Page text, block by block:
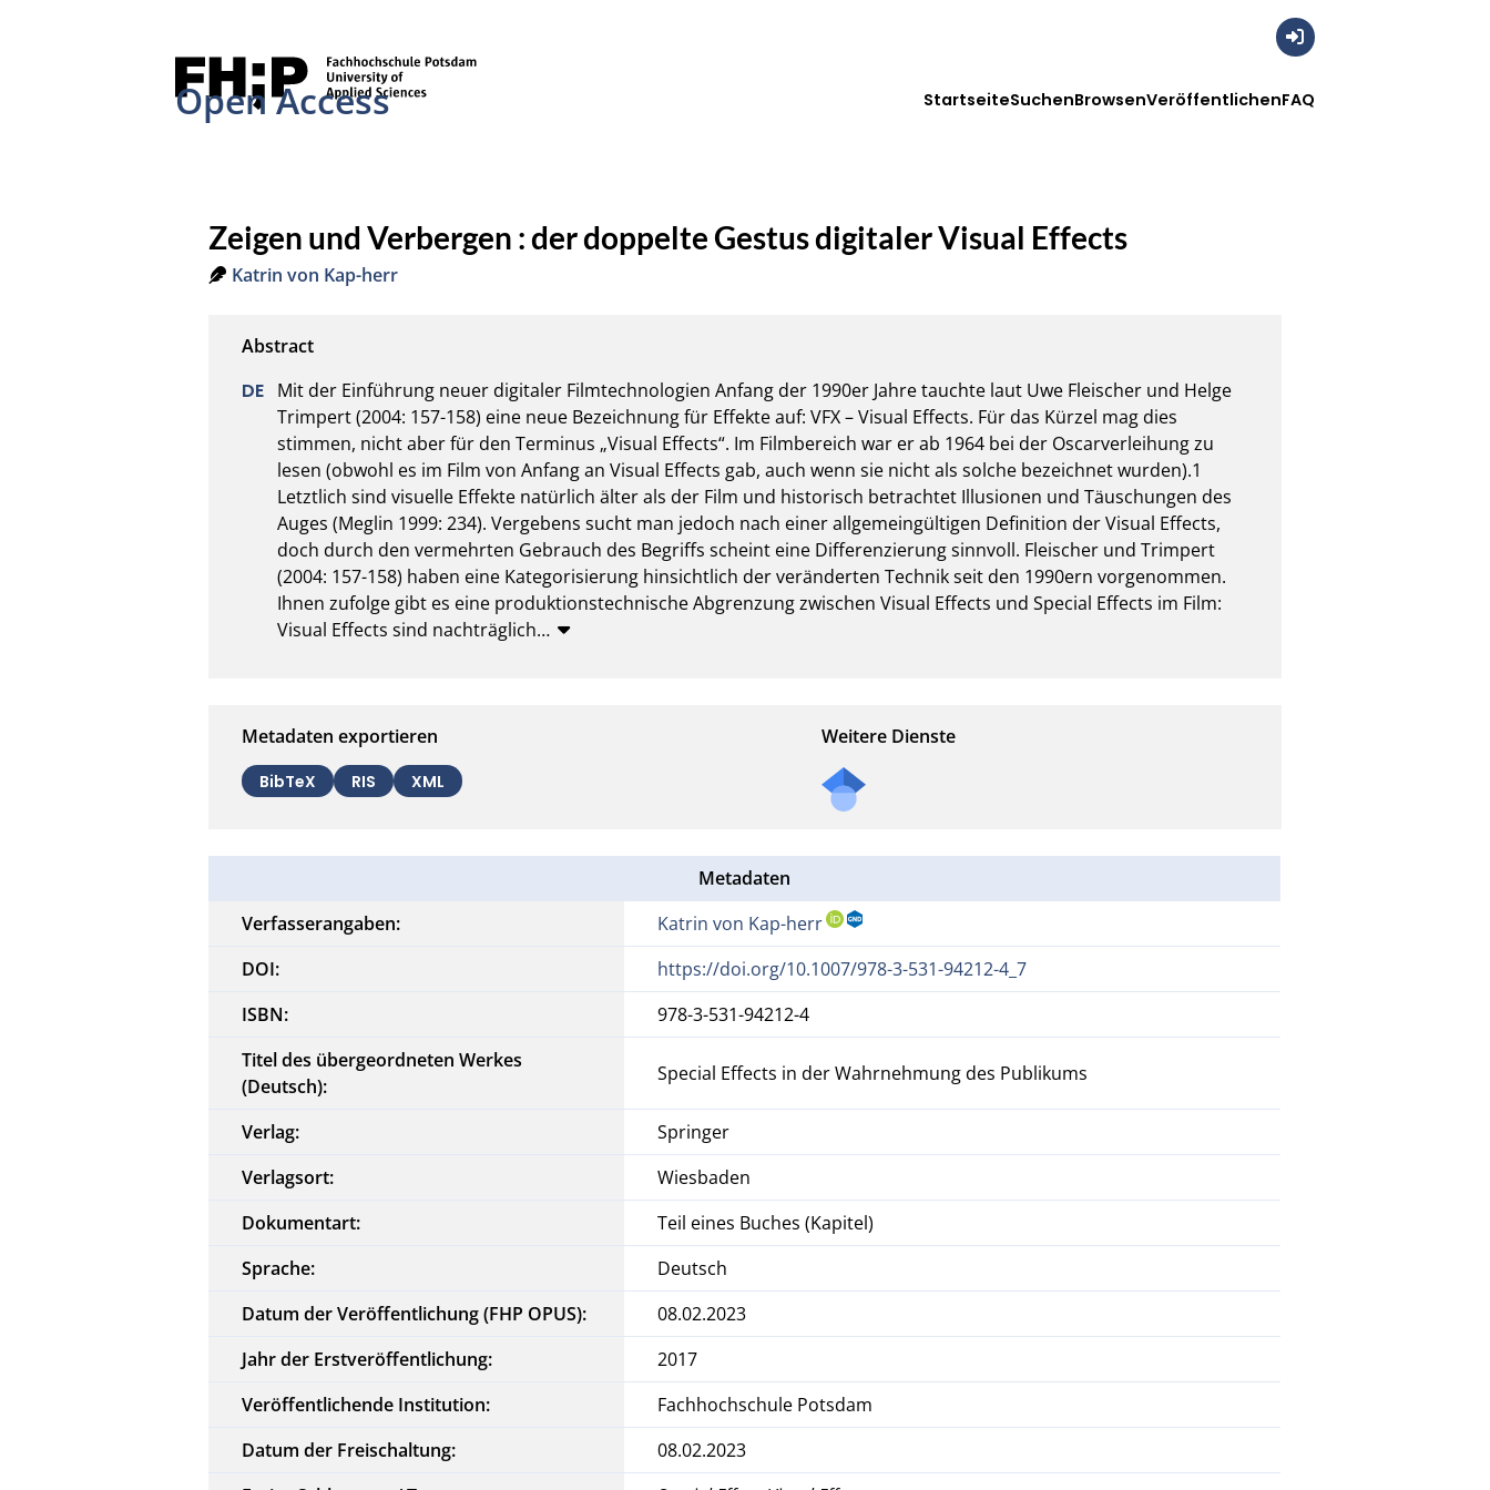
Open Access StartseiteSuchenBrowsenVeröffentlichenFAQ
Zeigen und Verbergen : der doppelte Gestus digitaler Visual Effects
Katrin von Kap-herr
Mit der Einführung neuer digitaler Filmtechnologien Anfang der 1990er Jahre tauchte laut Uwe Fleischer und Helge
Trimpert (2004: 157-158) eine neue Bezeichnung für Effekte auf: VFX – Visual Effects. Für das Kürzel mag dies
stimmen, nicht aber für den Terminus „Visual Effects“. Im Filmbereich war er ab 1964 bei der Oscarverleihung zu
lesen (obwohl es im Film von Anfang an Visual Effects gab, auch wenn sie nicht als solche bezeichnet wurden).1
Letztlich sind visuelle Effekte natürlich älter als der Film und historisch betrachtet Illusionen und Täuschungen des
Auges (Meglin 1999: 234). Vergebens sucht man jedoch nach einer allgemeingültigen Definition der Visual Effects,
doch durch den vermehrten Gebrauch des Begriffs scheint eine Differenzierung sinnvoll. Fleischer und Trimpert
(2004: 157-158) haben eine Kategorisierung hinsichtlich der veränderten Technik seit den 1990ern vorgenommen.
Ihnen zufolge gibt es eine produktionstechnische Abgrenzung zwischen Visual Effects und Special Effects im Film:
Visual Effects sind nachträglich…
Metadaten exportieren
BibTeX RIS XML
Weitere Dienste
Metadaten
Verfasserangaben:
Katrin von Kap-herr
DOI:
https://doi.org/10.1007/978-3-531-94212-4_7
ISBN:
978-3-531-94212-4
Titel des übergeordneten Werkes
(Deutsch):
Special Effects in der Wahrnehmung des Publikums
Verlag:
Springer
Verlagsort:
Wiesbaden
Dokumentart:
Teil eines Buches (Kapitel)
Sprache:
Deutsch
Datum der Veröffentlichung (FHP OPUS):
08.02.2023
Jahr der Erstveröffentlichung:
2017
Veröffentlichende Institution:
Fachhochschule Potsdam
Datum der Freischaltung:
08.02.2023